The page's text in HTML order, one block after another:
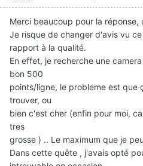
Merci beaucoup pour la réponse,
Je risque de changer d'avis vu
rapport à la qualité.
En effet, je recherche une
bon 500
points/ligne, le probleme est que
trouver, ou
bien c'est cher (enfin pour moi,
tres
grosse ) .. Le maximum que je
Dans cette quête , j'avais opté